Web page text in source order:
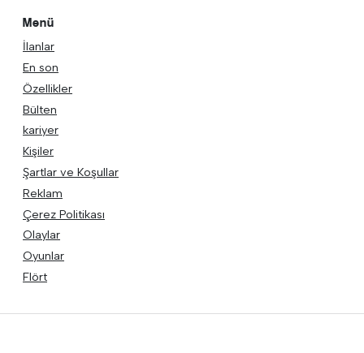
Menü
İlanlar
En son
Özellikler
Bülten
kariyer
Kişiler
Şartlar ve Koşullar
Reklam
Çerez Politikası
Olaylar
Oyunlar
Flört